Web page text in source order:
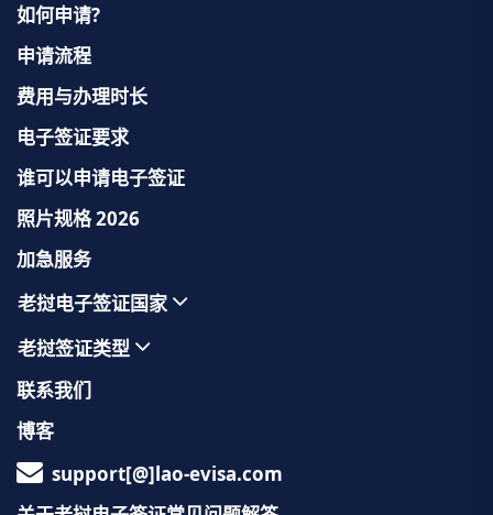
如何申请?
申请流程
费用与办理时长
电子签证要求
谁可以申请电子签证
照片规格 2026
加急服务
老挝电子签证国家
老挝签证类型
联系我们
博客
support[@]lao-evisa.com